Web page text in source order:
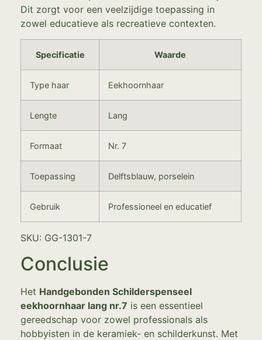
Dit zorgt voor een veelzijdige toepassing in
zowel educatieve als recreatieve contexten.
Specificatie Waarde
Type haar Eekhoornhaar
Lengte Lang
Formaat Nr. 7
Toepassing Delftsblauw, porselein
Gebruik Professioneel en educatief
SKU: GG-1301-7
Conclusie
Het Handgebonden Schilderspenseel
eekhoornhaar lang nr.7 is een essentieel
gereedschap voor zowel professionals als
hobbyisten in de keramiek- en schilderkunst. Met